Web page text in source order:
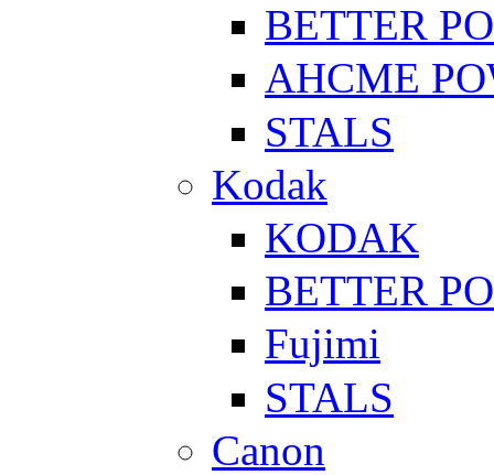
BETTER
AHCME
STALS
Kodak
KODAK
BETTER
Fujimi
STALS
Canon